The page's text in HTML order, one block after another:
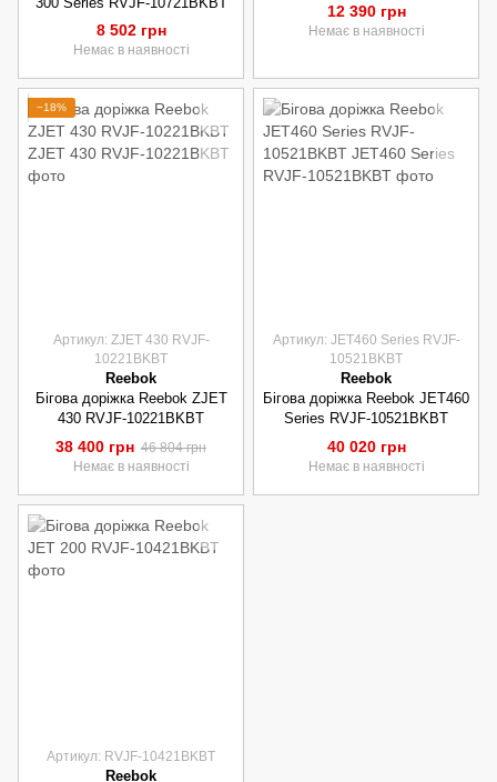
8 502 грн
Немає в наявності
12 390 грн
Немає в наявності
−18%
Артикул: ZJET 430 RVJF-
10221BKBT
Reebok
Бігова доріжка Reebok ZJET
430 RVJF-10221BKBT
38 400 грн 46 804 грн
Немає в наявності
Артикул: JET460 Series RVJF-
10521BKBT
Reebok
Бігова доріжка Reebok JET460
Series RVJF-10521BKBT
40 020 грн
Немає в наявності
Артикул: RVJF-10421BKBT
Reebok